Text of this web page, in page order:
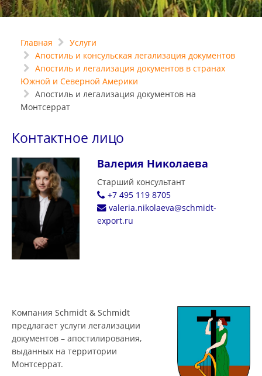
Главная
Услуги
Апостиль и консульская легализация документов
Апостиль и легализация документов в странах
Южной и Северной Америки
Апостиль и легализация документов на
Монтсеррат
Контактное лицо
Валерия Николаева
Старший консультант
+7 495 119 8705
valeria.nikolaeva@schmidt-
export.ru
Компания Schmidt & Schmidt
предлагает услуги легализации
документов – апостилирования,
выданных на территории
Монтсеррат.